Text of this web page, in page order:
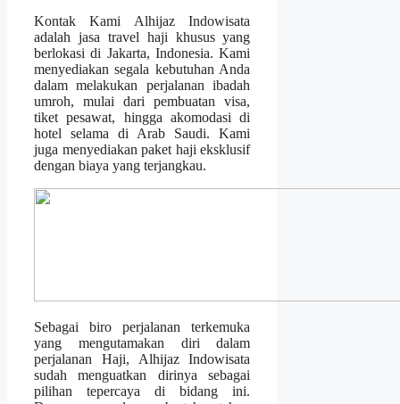
Kontak Kami Alhijaz Indowisata
adalah jasa travel haji khusus yang
berlokasi di Jakarta, Indonesia. Kami
menyediakan segala kebutuhan Anda
dalam melakukan perjalanan ibadah
umroh, mulai dari pembuatan visa,
tiket pesawat, hingga akomodasi di
hotel selama di Arab Saudi. Kami
juga menyediakan paket haji eksklusif
dengan biaya yang terjangkau.
Sebagai biro perjalanan terkemuka
yang mengutamakan diri dalam
perjalanan Haji, Alhijaz Indowisata
sudah menguatkan dirinya sebagai
pilihan tepercaya di bidang ini.